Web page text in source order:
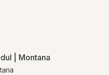
| Montana